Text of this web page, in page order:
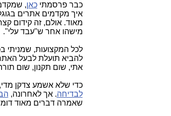
כבר פרסמתיכאן
איך מקדמים אתרים
מאוד. אולם, זה קידום
מישהו אחר ש"עבד עלי".
לכל המקצועות, שמניתי
להביא תועלת לבעל
אתי, שום תקנון, שום
כדי שלא אשמע צדקן
לבדיחה. אך לאחרונה,
שאמרה דברים מאוד